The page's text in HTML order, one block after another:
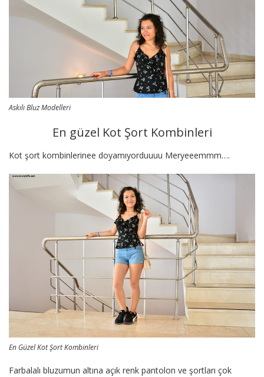
Askılı Bluz Modelleri
En güzel Kot Şort Kombinleri
Kot şort kombinlerinee doyamıyorduuuu Meryeeemmm….
En Güzel Kot Şort Kombinleri
Farbalalı bluzumun altına açık renk pantolon ve şortları çok